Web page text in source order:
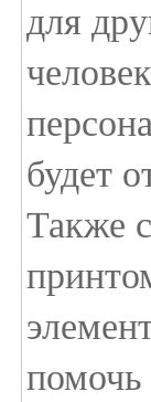
для
будет
Также
помочь